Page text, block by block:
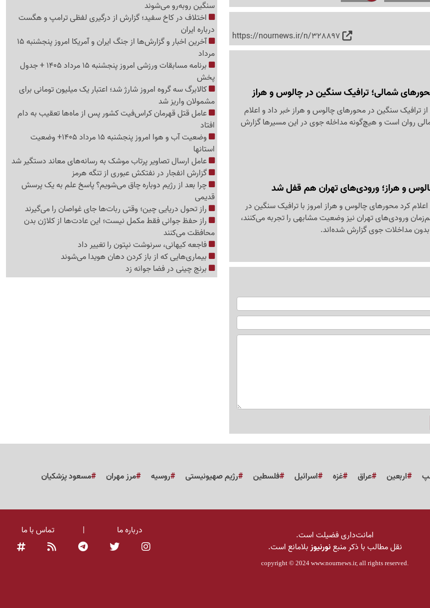
https://nournews.ir/n/328897
شمالی؛ ترافیک سنگین در چالوس و هراز
ترافیک سنگین در محورهای چالوس و هراز خبر داد و اعلام
روان است و هیچ‌گونه مداخله جوی در این مسیرها گزارش
و هراز؛ ورودی‌های تهران هم قفل شد
کرد محورهای چالوس و هراز امروز با ترافیک سنگین در
ورودی‌های تهران نیز وضعیت مشابهی را تجربه می‌کنند،
مداخلات جوی گزارش شده‌اند.
سنگین روبه‌رو می‌شوند
اختلاف در کاخ سفید؛ گزارش از درگیری لفظی ترامپ و هگست
درباره ایران
آخرین اخبار و گزارش‌ها از جنگ ایران و آمریکا امروز پنجشنبه 15
مرداد
برنامه مسابقات ورزشی امروز پنجشنبه 15 مرداد 1405 + جدول
پخش
کالابرگ سه گروه امروز شارژ شد؛ اعتبار یک میلیون تومانی برای
مشمولان واریز شد
عامل قتل قهرمان کراس‌فیت کشور پس از ماه‌ها تعقیب به دام
افتاد
وضعیت آب و هوا امروز پنجشنبه 15 مرداد 1405+ وضعیت
استانها
عامل ارسال تصاویر پرتاب موشک به رسانه‌های معاند دستگیر شد
گزارش انفجار در نفتکش عبوری از تنگه هرمز
چرا بعد از رژیم دوباره چاق می‌شویم؟ پاسخ علم به یک پرسش
قدیمی
راز تحول دریایی چین؛ وقتی ربات‌ها جای غواصان را می‌گیرند
راز حفظ جوانی فقط مکمل نیست؛ این عادت‌ها از کلاژن بدن
محافظت می‌کنند
فاجعه کیهانی، سرنوشت نپتون را تغییر داد
بیماری‌هایی که از باز کردن دهان هویدا می‌شوند
برنج چینی در فضا جوانه زد
اربعین عراق غزه اسرائیل فلسطین رژیم صهیونیستی روسیه مرز مهران
مسعود پزشکیان
امانت‌داری فضیلت است.
نقل مطالب با ذکر منبعنورنیوزبلامانع است.
copyright © 2024 www.nournews.ir, all rights reserved.
درباره ما | تماس با ما